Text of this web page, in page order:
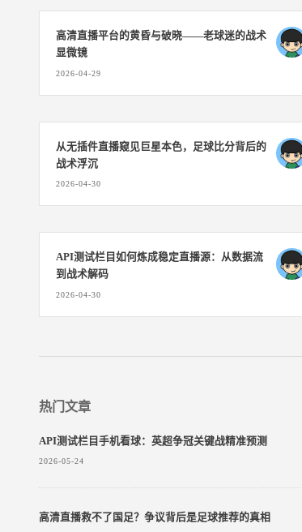
高清直播平台的黄昏与破晓——老球迷的战术
显微镜
2026-04-29
从无插件直播窥见巨星本色，足球比分背后的
战术浮沉
2026-04-30
API测试栏目如何炼成稳定直播源：从数据流
到战术解码
2026-04-30
热门文章
API测试栏目手机看球：英超争冠关键战精准预测
2026-05-24
高清直播救不了国足？争议背后是足球推荐的真相